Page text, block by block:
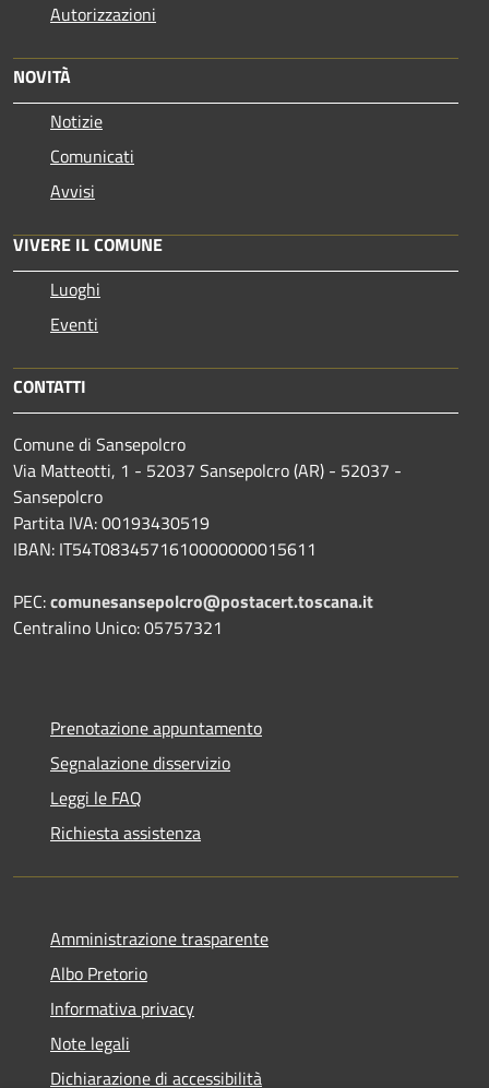
Autorizzazioni
NOVITÀ
Notizie
Comunicati
Avvisi
VIVERE IL COMUNE
Luoghi
Eventi
CONTATTI
Comune di Sansepolcro
Via Matteotti, 1 - 52037 Sansepolcro (AR) - 52037 -
Sansepolcro
Partita IVA: 00193430519
IBAN: IT54T0834571610000000015611
PEC:comunesansepolcro@postacert.toscana.it
Centralino Unico: 05757321
Prenotazione appuntamento
Segnalazione disservizio
Leggi le FAQ
Richiesta assistenza
Amministrazione trasparente
Albo Pretorio
Informativa privacy
Note legali
Dichiarazione di accessibilità